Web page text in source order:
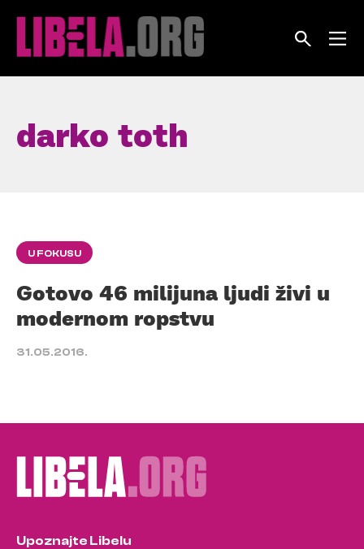
darko toth
U FOKUSU
Gotovo 46 milijuna ljudi živi u
modernom ropstvu
31.05.2016.
Upoznajte Libelu